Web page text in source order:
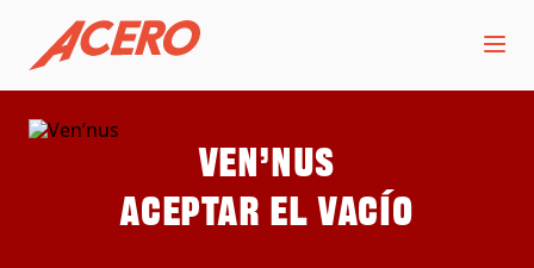
Ven’nus
Aceptar el vacío